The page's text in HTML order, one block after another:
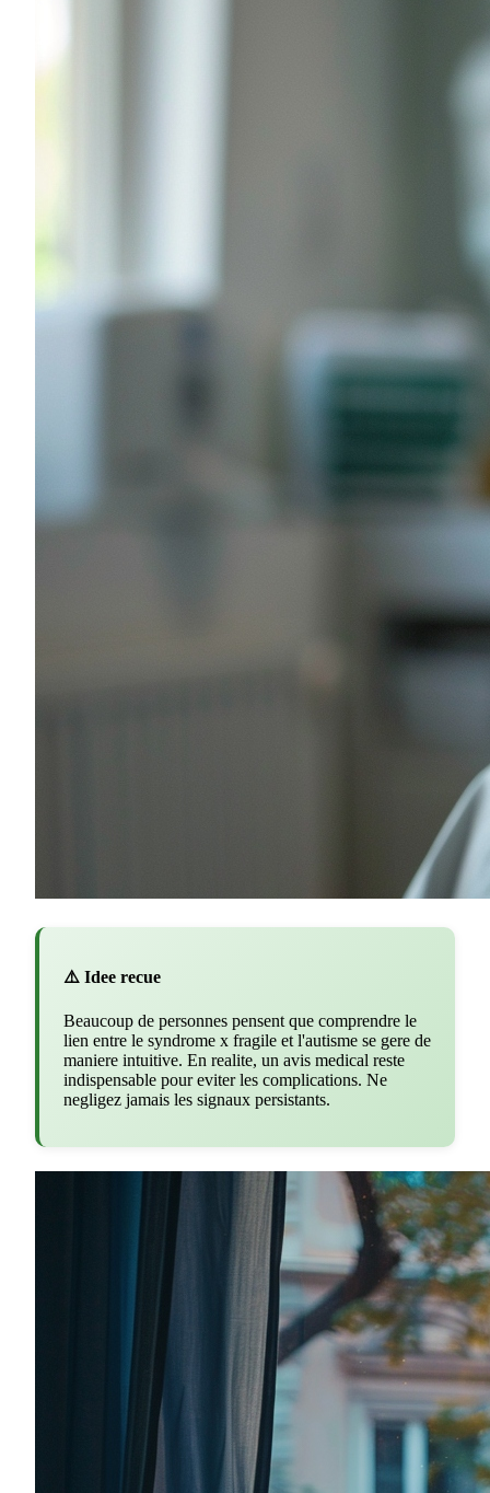
⚠️ Idee recue
Beaucoup de personnes pensent que comprendre le
lien entre le syndrome x fragile et l'autisme se gere de
maniere intuitive. En realite, un avis medical reste
indispensable pour eviter les complications. Ne
negligez jamais les signaux persistants.